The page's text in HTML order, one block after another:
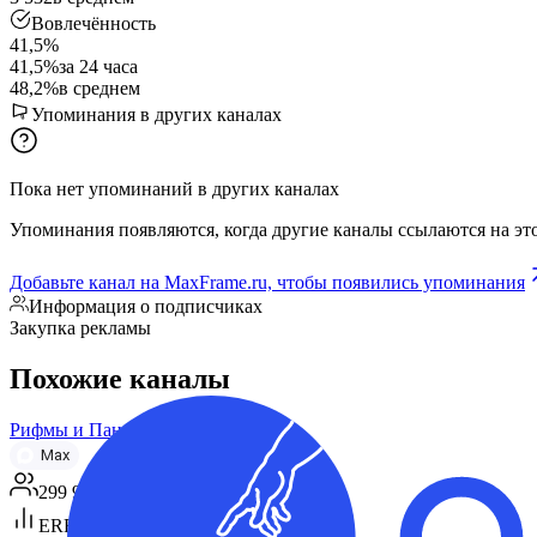
Вовлечённость
41,5%
41,5%за 24 часа
48,2%в среднем
Упоминания в других каналах
Пока нет упоминаний в других каналах
Упоминания появляются, когда другие каналы ссылаются на
Добавьте канал на MaxFrame.ru, чтобы появились упоминания
Информация о подписчиках
Закупка рекламы
Похожие каналы
Рифмы и Панчи 🤯
Max
299 948
ERR 80%